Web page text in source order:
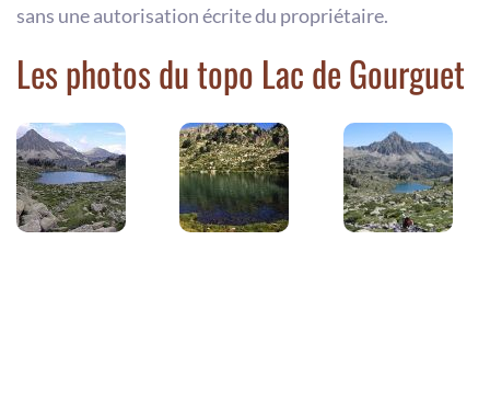
sans une autorisation écrite du propriétaire.
Les photos du topo Lac de Gourguet